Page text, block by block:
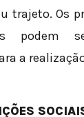
trajeto. Os
podem
a